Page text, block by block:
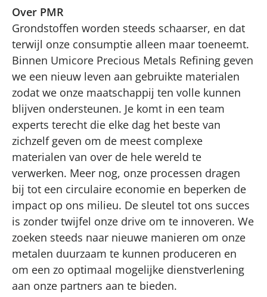
Over PMR
Grondstoffen worden steeds schaarser, en dat
terwijl onze consumptie alleen maar toeneemt.
Binnen Umicore Precious Metals Refining geven
we een nieuw leven aan gebruikte materialen
zodat we onze maatschappij ten volle kunnen
blijven ondersteunen. Je komt in een team
experts terecht die elke dag het beste van
zichzelf geven om de meest complexe
materialen van over de hele wereld te
verwerken. Meer nog, onze processen dragen
bij tot een circulaire economie en beperken de
impact op ons milieu. De sleutel tot ons succes
is zonder twijfel onze drive om te innoveren. We
zoeken steeds naar nieuwe manieren om onze
metalen duurzaam te kunnen produceren en
om een zo optimaal mogelijke dienstverlening
aan onze partners aan te bieden.